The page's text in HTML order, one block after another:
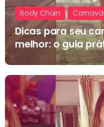
Body Chain
Dicas para seu
melhor: o guia